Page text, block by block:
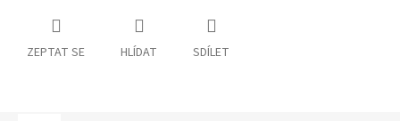
ZEPTAT SE HLÍDAT SDÍLET